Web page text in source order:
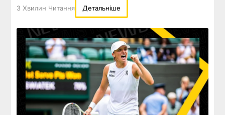
3 Хвилин Читання Детальніше